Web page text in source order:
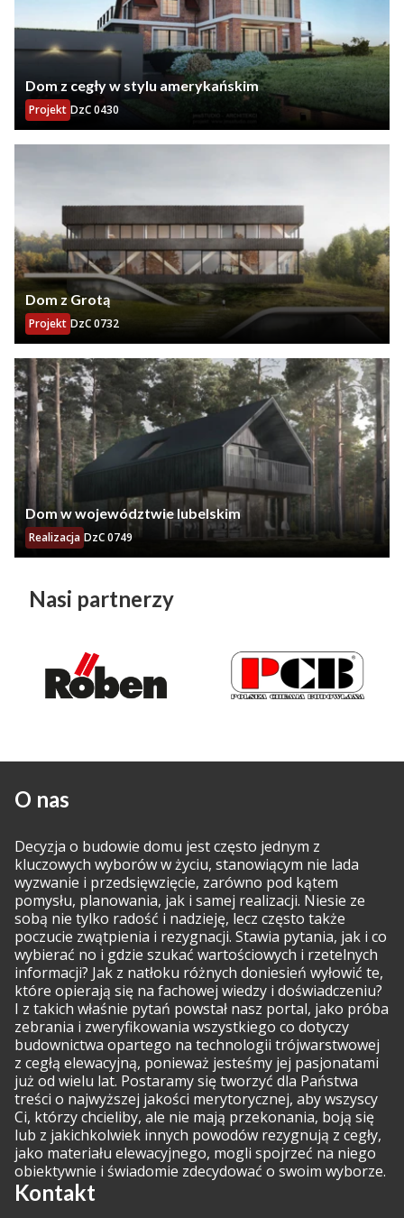
Dom z cegły w stylu amerykańskim
Projekt DzC 0430
Dom z Grotą
Projekt DzC 0732
Dom w województwie lubelskim
Realizacja DzC 0749
Nasi partnerzy
Kontakt
O nas
Decyzja o budowie domu jest często jednym z
kluczowych wyborów w życiu, stanowiącym nie lada
wyzwanie i przedsięwzięcie, zarówno pod kątem
pomysłu, planowania, jak i samej realizacji. Niesie ze
sobą nie tylko radość i nadzieję, lecz często także
poczucie zwątpienia i rezygnacji. Stawia pytania, jak i co
wybierać no i gdzie szukać wartościowych i rzetelnych
informacji? Jak z natłoku różnych doniesień wyłowić te,
które opierają się na fachowej wiedzy i doświadczeniu?
I z takich właśnie pytań powstał nasz portal, jako próba
zebrania i zweryfikowania wszystkiego co dotyczy
budownictwa opartego na technologii trójwarstwowej
z cegłą elewacyjną, ponieważ jesteśmy jej pasjonatami
już od wielu lat. Postaramy się tworzyć dla Państwa
treści o najwyższej jakości merytorycznej, aby wszyscy
Ci, którzy chcieliby, ale nie mają przekonania, boją się
lub z jakichkolwiek innych powodów rezygnują z cegły,
jako materiału elewacyjnego, mogli spojrzeć na niego
obiektywnie i świadomie zdecydować o swoim wyborze.